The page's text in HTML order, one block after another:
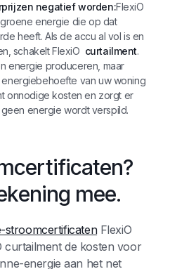
negatief worden:FlexiO
energie die op dat
heeft. Als de accu al vol is en
schakelt FlexiO curtailment.
energie produceren, maar
van uw woning
onnodige kosten en zorgt er
energie wordt verspild.
mee.
stroomcertificatenFlexiO
curtailment de kosten voor
energie aan het net